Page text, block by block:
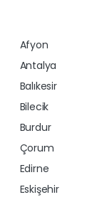
Afyon
Antalya
Balıkesir
Bilecik
Burdur
Çorum
Edirne
Eskişehir